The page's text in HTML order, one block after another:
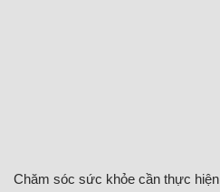
Chăm sóc sức khỏe cần thực hiện